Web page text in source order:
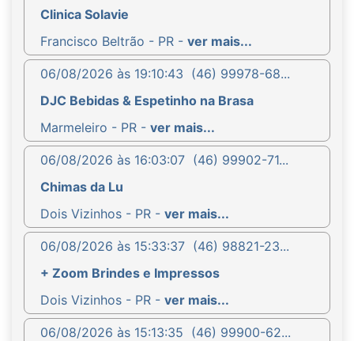
Clinica Solavie
Francisco Beltrão - PR - ver mais...
06/08/2026 às 19:10:43 (46) 99978-68...
DJC Bebidas & Espetinho na Brasa
Marmeleiro - PR - ver mais...
06/08/2026 às 16:03:07 (46) 99902-71...
Chimas da Lu
Dois Vizinhos - PR - ver mais...
06/08/2026 às 15:33:37 (46) 98821-23...
+ Zoom Brindes e Impressos
Dois Vizinhos - PR - ver mais...
06/08/2026 às 15:13:35 (46) 99900-62...